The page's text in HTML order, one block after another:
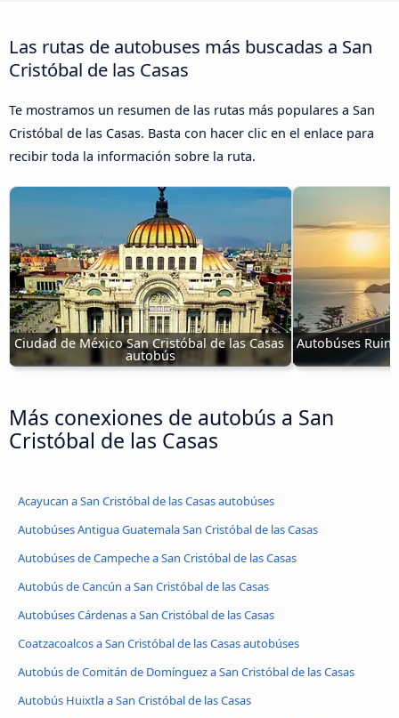
Las rutas de autobuses más buscadas a San
Cristóbal de las Casas
Te mostramos un resumen de las rutas más populares a San
Cristóbal de las Casas. Basta con hacer clic en el enlace para
recibir toda la información sobre la ruta.
Ciudad de México San Cristóbal de las Casas
autobús
Autobúses
Más conexiones de autobús a San
Cristóbal de las Casas
Acayucan a San Cristóbal de las Casas autobúses
Autobúses Antigua Guatemala San Cristóbal de las Casas
Autobúses de Campeche a San Cristóbal de las Casas
Autobús de Cancún a San Cristóbal de las Casas
Autobúses Cárdenas a San Cristóbal de las Casas
Coatzacoalcos a San Cristóbal de las Casas autobúses
Autobús de Comitán de Domínguez a San Cristóbal de las Casas
Autobús Huixtla a San Cristóbal de las Casas